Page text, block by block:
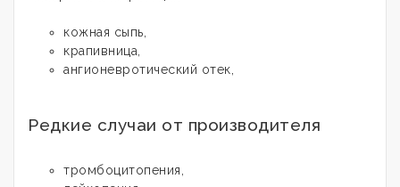
кожная сыпь,
крапивница,
ангионевротический отек,
Редкие случаи от производителя
тромбоцитопения,